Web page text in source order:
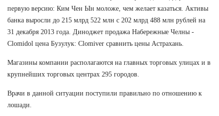
первую версию: Ким Чен Ын моложе, чем желает казаться. Активы
банка выросли до 215 млрд 522 млн с 202 млрд 488 млн рублей на
31 декабря 2013 года. Диноджет продажа Набережные Челны -
Clomidol цена Бузулук: Clomiver сравнить цены Астрахань.
Магазины компании располагаются на главных торговых улицах и в
крупнейших торговых центрах 295 городов.
Врачи в данной ситуации поступили правильно по отношению к
лошади.